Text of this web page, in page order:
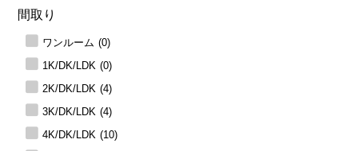
間取り
ワンルーム (0)
1K/DK/LDK (0)
2K/DK/LDK (4)
3K/DK/LDK (4)
4K/DK/LDK (10)